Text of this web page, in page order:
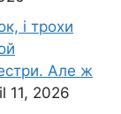
і трохи
Але ж
11, 2026